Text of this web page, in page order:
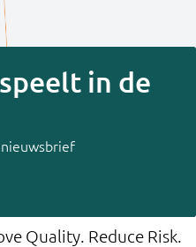
in de
nieuwsbrief
Quality. Reduce Risk.